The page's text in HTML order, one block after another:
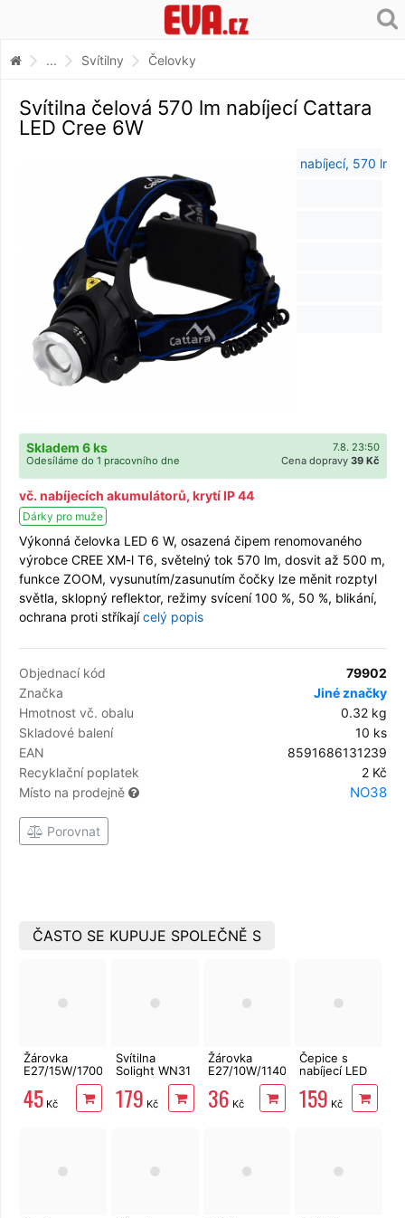
... Svítilny Čelovky
Svítilna čelová 570 lm nabíjecí Cattara
LED Cree 6W
7.8. 23:50
Skladem 6 ks
Cena dopravy 39 Kč
Odesíláme do 1 pracovního dne
vč. nabíjecích akumulátorů, krytí IP 44
Dárky pro muže
Výkonná čelovka LED 6 W, osazená čipem renomovaného
výrobce CREE XM-l T6, světelný tok 570 lm, dosvit až 500 m,
funkce ZOOM, vysunutím/zasunutím čočky lze měnit rozptyl
světla, sklopný reflektor, režimy svícení 100 %, 50 %, blikání,
ochrana proti stříkají celý popis
Objednací kód
79902
Značka
Jiné značky
Hmotnost vč. obalu
0.32 kg
Skladové balení
10 ks
EAN
8591686131239
Recyklační poplatek
2 Kč
Místo na prodejně
NO38
Porovnat
ČASTO SE KUPUJE SPOLEČNĚ S
Žárovka
E27/15W/1700lm/4100K
ECOLITE
45 Kč
Svítilna
Solight WN31
nabíjecí, 3W,
200lm, USB,
179 Kč
Žárovka
E27/10W/1140lm/4200K
ECOLITE
36 Kč
Čepice s
nabíjecí LED
čelovkou,
maskáč Sixtol
159 Kč